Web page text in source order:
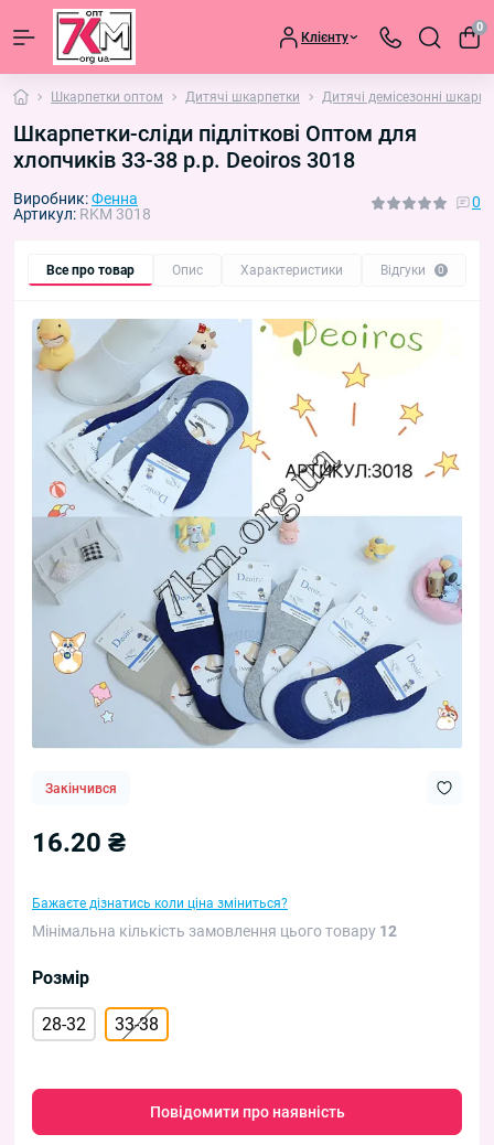
Клієнту
0
Шкарпетки оптом Дитячі шкарпетки Дитячі демісезонні
Шкарпетки-сліди підліткові Оптом для
хлопчиків 33-38 р.р. Deoiros 3018
Виробник:Фенна
Артикул: RKM 3018
0
Все про товар Опис Характеристики Відгуки 0
Закінчився
16.20 ₴
Бажаєте дізнатись коли ціна зміниться?
Мінімальна кількість замовлення цього товару 12
Розмір
28-32 33-38
Повідомити про наявність